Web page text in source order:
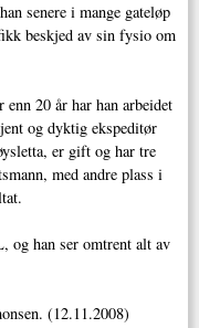
senere i mange gateløp
beskjed av sin fysio om
20 år har han arbeidet
og dyktig ekspeditør
er gift og har tre
med andre plass i
og han ser omtrent alt av
(12.11.2008)